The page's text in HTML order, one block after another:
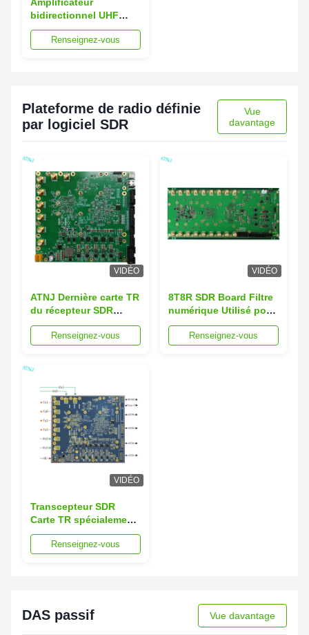
Amplificateur
bidirectionnel UHF
380-400 MHz pour
signal Tetra
Renseignez-vous
Plateforme de radio définie
par logiciel SDR
Vue
davantage
VIDÉO
ATNJ Dernière carte TR
du récepteur SDR
spécialement utilisée
pour le répéteur,
et la radio
Renseignez-vous
VIDÉO
8T8R SDR Board Filtre
numérique Utilisé pour
le signal Répétiteur,
amplificateur, système
Renseignez-vous
VIDÉO
Transcepteur SDR
Carte TR spécialement
utilisée pour le
répéteur de signal, le
Renseignez-vous
DAS passif Vue davantage